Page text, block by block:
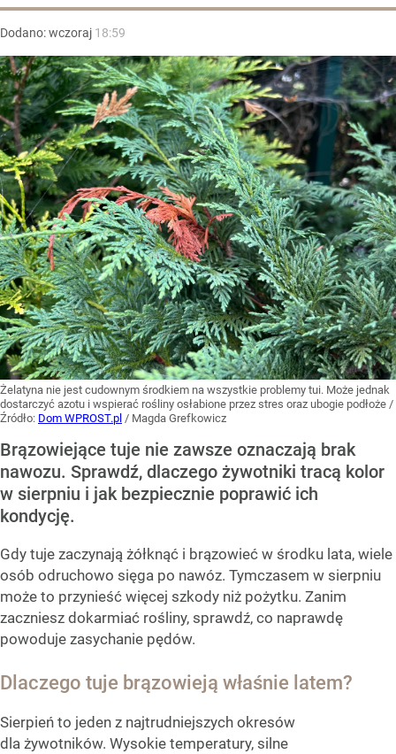
Dodano:wczoraj 18:59
Żelatyna nie jest cudownym środkiem na wszystkie problemy tui. Może jednak
dostarczyć azotu i wspierać rośliny osłabione przez stres oraz ubogie podłoże /
Źródło: Dom WPROST.pl / Magda Grefkowicz
Brązowiejące tuje nie zawsze oznaczają brak
nawozu. Sprawdź, dlaczego żywotniki tracą kolor
w sierpniu i jak bezpiecznie poprawić ich
kondycję.
Gdy tuje zaczynają żółknąć i brązowieć w środku lata, wiele
osób odruchowo sięga po nawóz. Tymczasem w sierpniu
może to przynieść więcej szkody niż pożytku. Zanim
zaczniesz dokarmiać rośliny, sprawdź, co naprawdę
powoduje zasychanie pędów.
Dlaczego tuje brązowieją właśnie latem?
Sierpień to jeden z najtrudniejszych okresów
dla żywotników. Wysokie temperatury, silne